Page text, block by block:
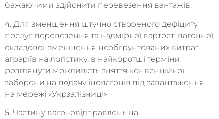
бажаючими здійснити перевезення вантажів.
4. Для зменшення штучно створеного дефіциту
послуг перевезення та надмірної вартості вагонної
складової, зменшення необґрунтованих витрат
аграріїв на логістику, в найкоротші терміни
розглянути можливість зняття конвенційної
заборони на подачу іновагонів під завантаження
на мережі «Укрзалізниці».
5. Частину вагоновідправлень на